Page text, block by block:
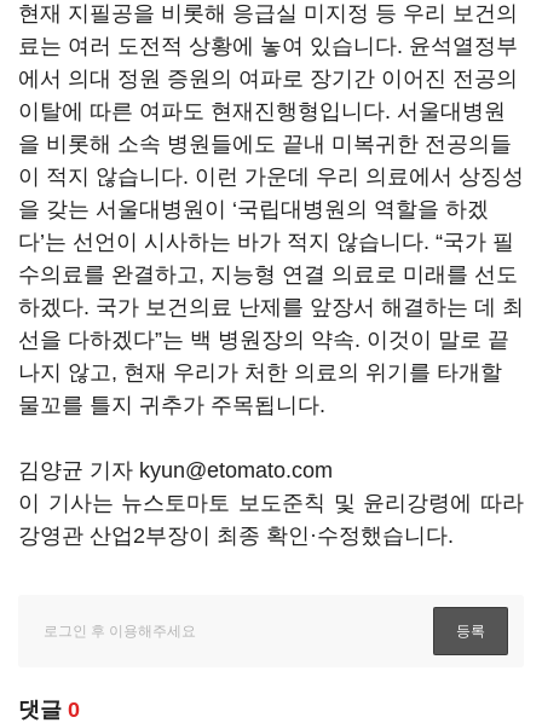
현재 지필공을 비롯해 응급실 미지정 등 우리 보건의
료는 여러 도전적 상황에 놓여 있습니다. 윤석열정부
에서 의대 정원 증원의 여파로 장기간 이어진 전공의
이탈에 따른 여파도 현재진행형입니다. 서울대병원
을 비롯해 소속 병원들에도 끝내 미복귀한 전공의들
이 적지 않습니다. 이런 가운데 우리 의료에서 상징성
을 갖는 서울대병원이 ‘국립대병원의 역할을 하겠
다’는 선언이 시사하는 바가 적지 않습니다. “국가 필
수의료를 완결하고, 지능형 연결 의료로 미래를 선도
하겠다. 국가 보건의료 난제를 앞장서 해결하는 데 최
선을 다하겠다”는 백 병원장의 약속. 이것이 말로 끝
나지 않고, 현재 우리가 처한 의료의 위기를 타개할
물꼬를 틀지 귀추가 주목됩니다.
김양균 기자 kyun@etomato.com
이 기사는 뉴스토마토 보도준칙 및 윤리강령에 따라
강영관 산업2부장이 최종 확인·수정했습니다.
댓글 0